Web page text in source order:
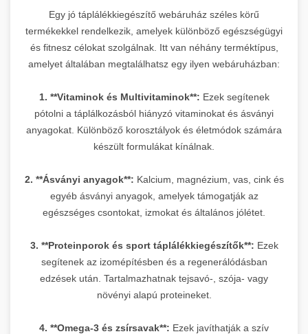
Egy jó táplálékkiegészítő webáruház széles körű
termékekkel rendelkezik, amelyek különböző egészségügyi
és fitnesz célokat szolgálnak. Itt van néhány terméktípus,
amelyet általában megtalálhatsz egy ilyen webáruházban:
1. **Vitaminok és Multivitaminok**: Ezek segítenek
pótolni a táplálkozásból hiányzó vitaminokat és ásványi
anyagokat. Különböző korosztályok és életmódok számára
készült formulákat kínálnak.
2. **Ásványi anyagok**: Kalcium, magnézium, vas, cink és
egyéb ásványi anyagok, amelyek támogatják az
egészséges csontokat, izmokat és általános jólétet.
3. **Proteinporok és sport táplálékkiegészítők**: Ezek
segítenek az izomépítésben és a regenerálódásban
edzések után. Tartalmazhatnak tejsavó-, szója- vagy
növényi alapú proteineket.
4. **Omega-3 és zsírsavak**: Ezek javíthatják a szív